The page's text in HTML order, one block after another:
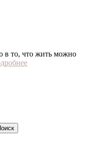
в то, что жить можно